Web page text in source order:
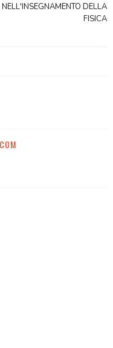
NELL'INSEGNAMENTO DELLA
FISICA